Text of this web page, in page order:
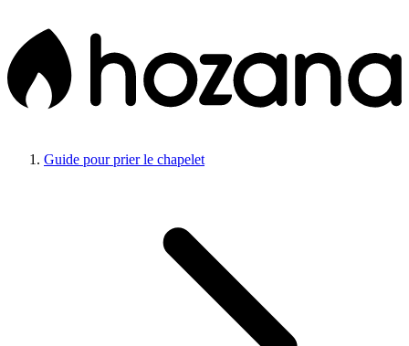
Guide pour prier le chapelet